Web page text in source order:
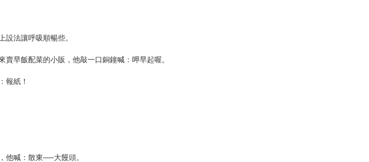
法讓呼吸順暢些。
早飯配菜的小販，他敲一口銅鐘喊：呷早起喔。
報紙！
他喊：散東──大饅頭。